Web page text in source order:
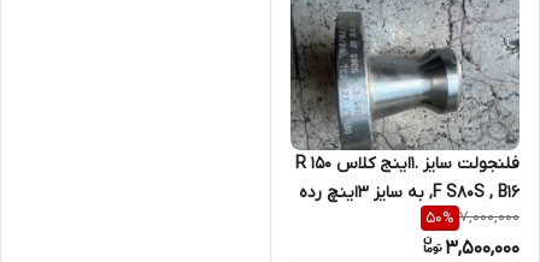
فلنجولت سایز .1اینج کلاس 150 R
F S80S , B16, به سایز 3اینچ رده
80Sبه قد 90 میلیمتر از جنس
7,000,000
50%
3,500,000